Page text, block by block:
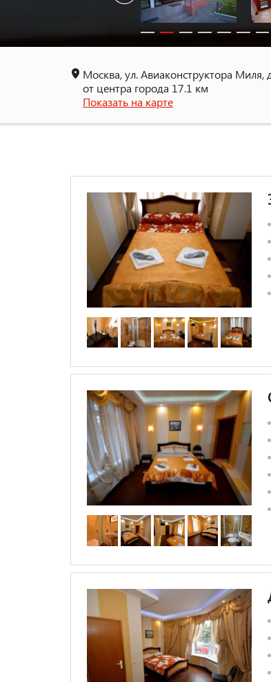
Москва, ул. Авиаконструктора Миля,
от центра города 17.1 км
Показать на карте